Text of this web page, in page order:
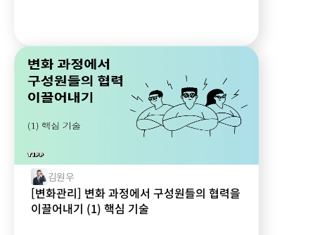
김원우
[변화관리] 변화 과정에서 구성원들의 협력을
이끌어내기 (1) 핵심 기술